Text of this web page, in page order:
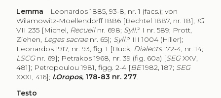
Lemma Leonardos 1885, 93-8, nr. 1 (facs.); von
Wilamowitz-Moellendorff 1886 [Bechtel 1887, nr. 18]; IG
VII 235 [Michel, Recueilnr. 698; Syll.² I nr. 589; Prott,
Ziehen, Leges sacraenr. 65]; Syll.³ III 1004 (Hiller);
Leonardos 1917, nr. 93, fig. 1 [Buck, Dialects172-4, nr. 14;
LSCGnr. 69]; Petrakos 1968, nr. 39 (fig. 60a) [SEGXXV,
481]; Petropoulou 1981, figg. 2-4 [BE1982, 187; SEG
XXXI, 416]; I.Oropos, 178-83 nr. 277.
Testo